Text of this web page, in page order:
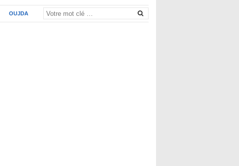
OUJDA